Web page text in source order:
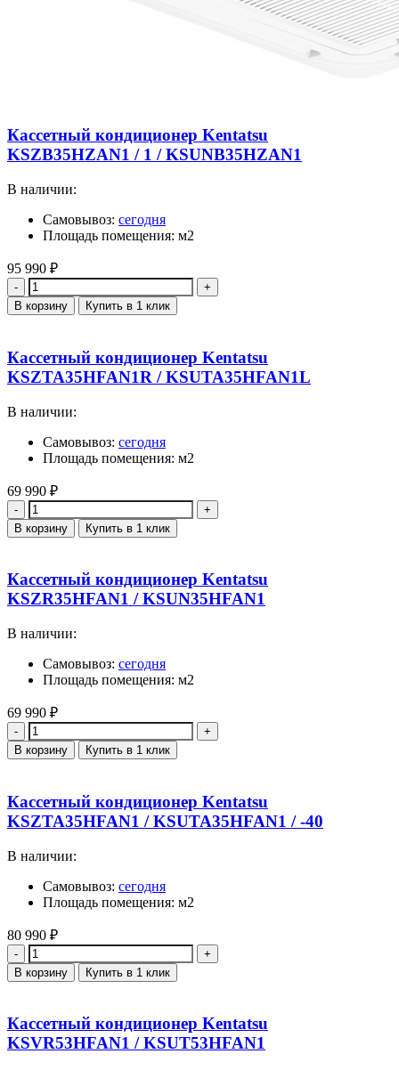
Кассетный кондиционер Kentatsu
KSZB35HZAN1 / 1 / KSUNB35HZAN1
В наличии:
Самовывоз: сегодня
Площадь помещения: м2
95 990 ₽
Количество
В корзину Купить в 1 клик
Кассетный кондиционер Kentatsu
KSZTA35HFAN1R / KSUTA35HFAN1L
В наличии:
Самовывоз: сегодня
Площадь помещения: м2
69 990 ₽
Количество
В корзину Купить в 1 клик
Кассетный кондиционер Kentatsu
KSZR35HFAN1 / KSUN35HFAN1
В наличии:
Самовывоз: сегодня
Площадь помещения: м2
69 990 ₽
Количество
В корзину Купить в 1 клик
Кассетный кондиционер Kentatsu
KSZTA35HFAN1 / KSUTA35HFAN1 / -40
В наличии:
Самовывоз: сегодня
Площадь помещения: м2
80 990 ₽
Количество
В корзину Купить в 1 клик
Кассетный кондиционер Kentatsu
KSVR53HFAN1 / KSUT53HFAN1